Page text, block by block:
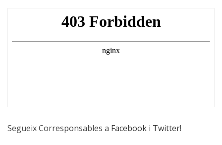
Segueix Corresponsables a Facebook i Twitter!